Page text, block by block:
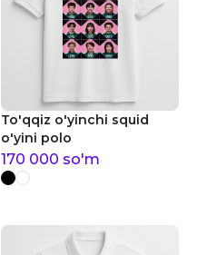
To'qqiz o'yinchi squid
o'yini polo
170 000 so'm